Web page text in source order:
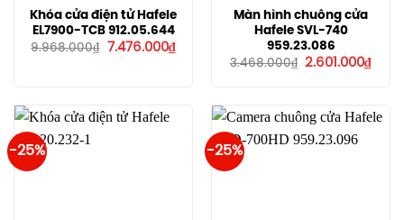
Khóa cửa điện tử Hafele
EL7900-TCB 912.05.644
9.968.000₫
Giá
7.476.000₫Giá
hiện
Màn hình chuông cửa
Hafele SVL-740
959.23.086
3.468.000₫
Giá
2.601.000₫Giá
hiện
-25% -25%